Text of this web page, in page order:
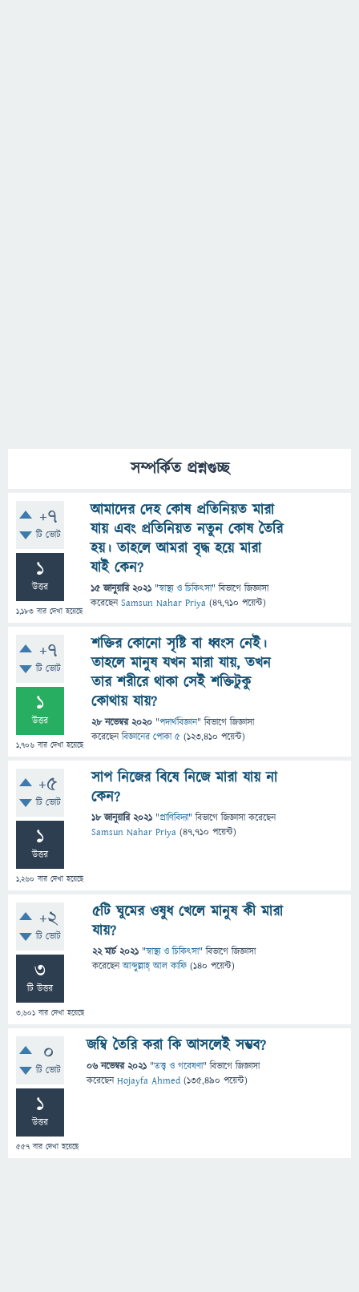
সম্পর্কিত প্রশ্নগুচ্ছ
+7
টি ভোট
1
উত্তর
1,183 বার দেখা হয়েছে
আমাদের দেহ কোষ প্রতিনিয়ত মারা
যায় এবং প্রতিনিয়ত নতুন কোষ তৈরি
হয়। তাহলে আমরা বৃদ্ধ হয়ে মারা
যাই কেন?
15 জানুয়ারি 2021 "স্বাস্থ্য ও চিকিৎসা" বিভাগে জিজ্ঞাসা
করেছেনSamsun Nahar Priya (47,710 পয়েন্ট)
+7
টি ভোট
1
উত্তর
1,706 বার দেখা হয়েছে
শক্তির কোনো সৃষ্টি বা ধ্বংস নেই।
তাহলে মানুষ যখন মারা যায়, তখন
তার শরীরে থাকা সেই শক্তিটুকু
কোথায় যায়?
28 নভেম্বর 2020 "পদার্থবিজ্ঞান" বিভাগে জিজ্ঞাসা
করেছেনবিজ্ঞানের পোকা ৫ (123,410 পয়েন্ট)
+5
টি ভোট
1
উত্তর
1,260 বার দেখা হয়েছে
সাপ নিজের বিষে নিজে মারা যায় না
কেন?
18 জানুয়ারি 2021 "প্রাণিবিদ্যা" বিভাগে জিজ্ঞাসাকরেছেন
Samsun Nahar Priya (47,710 পয়েন্ট)
+2
টি ভোট
3
টি উত্তর
3,601 বার দেখা হয়েছে
৫টি ঘুমের ওষুধ খেলে মানুষ কী মারা
যায়?
22 মার্চ 2021 "স্বাস্থ্য ও চিকিৎসা" বিভাগে জিজ্ঞাসা
করেছেনআব্দুল্লাহ্ আল কাফি (140 পয়েন্ট)
0
টি ভোট
1
উত্তর
557 বার দেখা হয়েছে
জম্বি তৈরি করা কি আসলেই সম্ভব?
06 নভেম্বর 2021 "তত্ত্ব ও গবেষণা" বিভাগে জিজ্ঞাসা
করেছেনHojayfa Ahmed (135,490 পয়েন্ট)